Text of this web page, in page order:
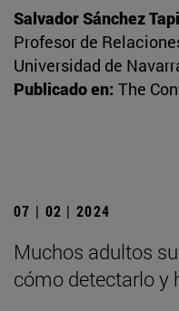
Salvador Sánchez
Profesor de
Universidad de
Publicado en: The
07 | 02 | 2024
Muchos adultos
cómo detectarlo y